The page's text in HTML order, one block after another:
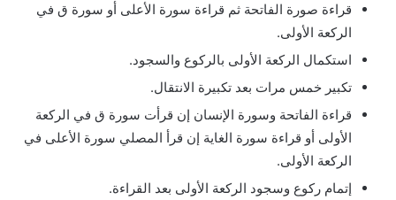
قراءة صورة الفاتحة ثم قراءة سورة الأعلى أو سورة ق في
الركعة الأولى.
استكمال الركعة الأولى بالركوع والسجود.
تكبير خمس مرات بعد تكبيرة الانتقال.
قراءة الفاتحة وسورة الإنسان إن قرأت سورة ق في الركعة
الأولى أو قراءة سورة الغاية إن قرأ المصلي سورة الأعلى في
الركعة الأولى.
إتمام ركوع وسجود الركعة الأولى بعد القراءة.